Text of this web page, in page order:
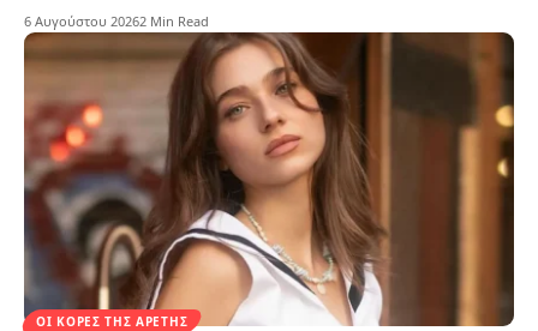
6 Αυγούστου 20262 Min Read
ΟΙ ΚΌΡΕΣ ΤΗΣ ΑΡΕΤΉΣ